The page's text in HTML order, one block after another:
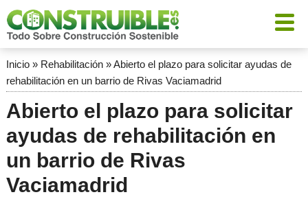
Inicio» Rehabilitación»Abierto el plazo para solicitar ayudas de
rehabilitación en un barrio de Rivas Vaciamadrid
Abierto el plazo para solicitar
ayudas de rehabilitación en
un barrio de Rivas
Vaciamadrid